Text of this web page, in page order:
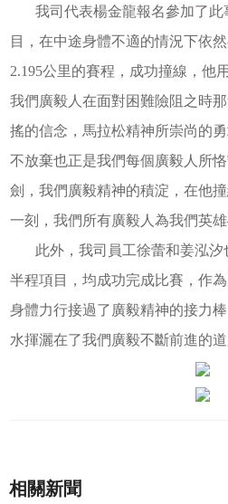
我司代表楊金龍報名參加了
目，在中途身體不適的情況下依
2.195公里的賽程，成功撞線，他
我們廣毅人在面對困難險阻之時
搖的信念，馬拉松精神所崇尚的
不放棄也正是我們每個廣毅人所
劍，我們廣毅精神的積淀，在他
一刻，我們所有廣毅人為我們英
此外，我司員工徐蕾和姜泓
半程項目，均成功完成比賽，作
身體力行接過了廣毅精神的接力
水揮灑在了我們廣毅不斷前進的道
相關新聞